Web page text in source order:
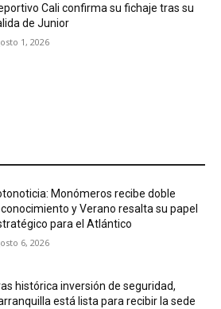
Cali confirma su fichaje tras su
de Junior
1, 2026
Monómeros recibe doble
y Verano resalta su papel
para el Atlántico
6, 2026
histórica inversión de seguridad,
está lista para recibir la sede